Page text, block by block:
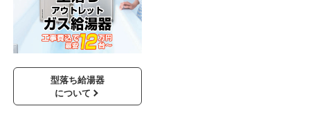
型落ち給湯器
について